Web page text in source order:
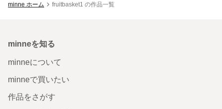
minne ホーム fruitbasket1 の作品一覧
minneを知る
minneについて
minneで買いたい
作品をさがす